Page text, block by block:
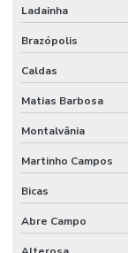
Ladainha
Brazópolis
Caldas
Matias Barbosa
Montalvânia
Martinho Campos
Bicas
Abre Campo